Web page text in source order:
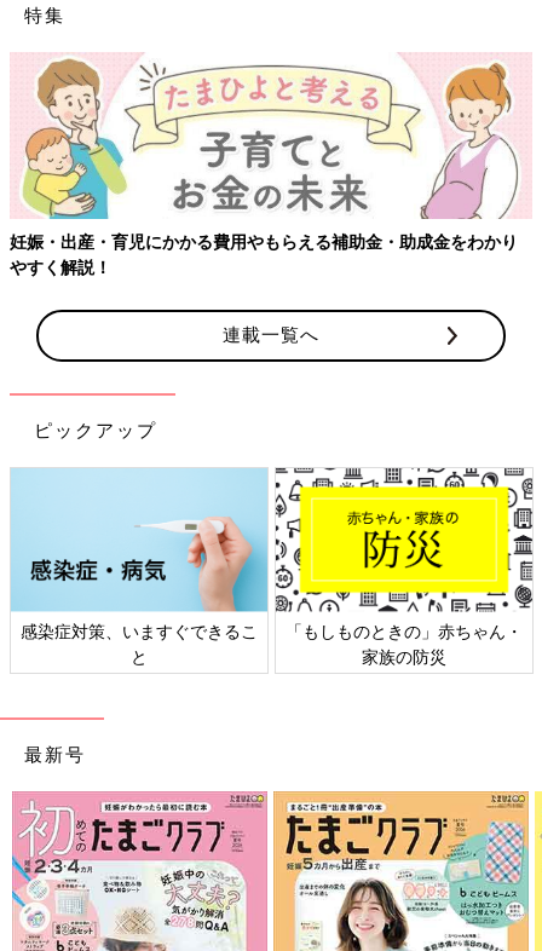
特集
【ワクチン接種できるものも】妊婦の感染症対策、知っておいて
連載一覧へ
ピックアップ
・
日本外来小児科学会リーフレッ
六星占術 細木かおりさんの
相談
最新号